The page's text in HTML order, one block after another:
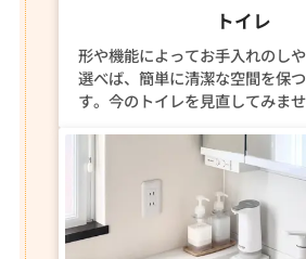
トイレ
形や機能によってお手入れのし
選べば、簡単に清潔な空間を保
す。今のトイレを見直してみま